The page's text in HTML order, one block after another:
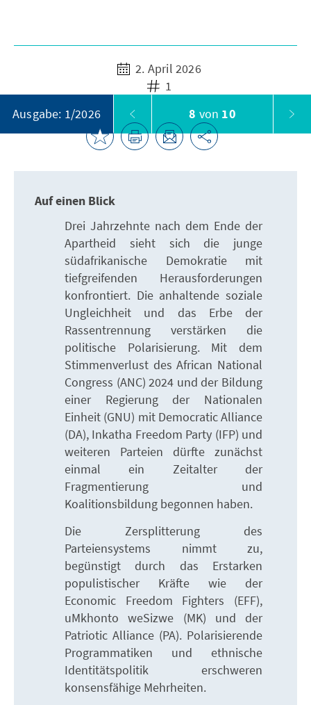
2. April 2026
1
Ausgabe: 1/2026
8 von 10
Auf einen Blick
Drei Jahrzehnte nach dem Ende der
Apartheid sieht sich die junge
südafrikanische Demokratie mit
tiefgreifenden Herausforderungen
konfrontiert. Die anhaltende soziale
Ungleichheit und das Erbe der
Rassentrennung verstärken die
politische Polarisierung. Mit dem
Stimmenverlust des African National
Congress (ANC) 2024 und der Bildung
einer Regierung der Nationalen
Einheit (GNU) mit Democratic Alliance
(DA), Inkatha Freedom Party (IFP) und
weiteren Parteien dürfte zunächst
einmal ein Zeitalter der
Fragmentierung und
Koalitionsbildung begonnen haben.
Die Zersplitterung des
Parteiensystems nimmt zu,
begünstigt durch das Erstarken
populistischer Kräfte wie der
Economic Freedom Fighters (EFF),
uMkhonto weSizwe (MK) und der
Patriotic Alliance (PA). Polarisierende
Programmatiken und ethnische
Identitätspolitik erschweren
konsensfähige Mehrheiten.